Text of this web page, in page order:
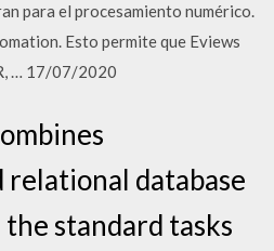
para el procesamiento numérico.
Esto permite que Eviews
… 17/07/2020
relational database
standard tasks